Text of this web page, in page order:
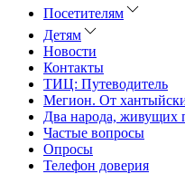
Посетителям
Детям
Новости
Контакты
ТИЦ: Путеводитель
Мегион. От
Два народа, живущих
Частые вопросы
Опросы
Телефон доверия